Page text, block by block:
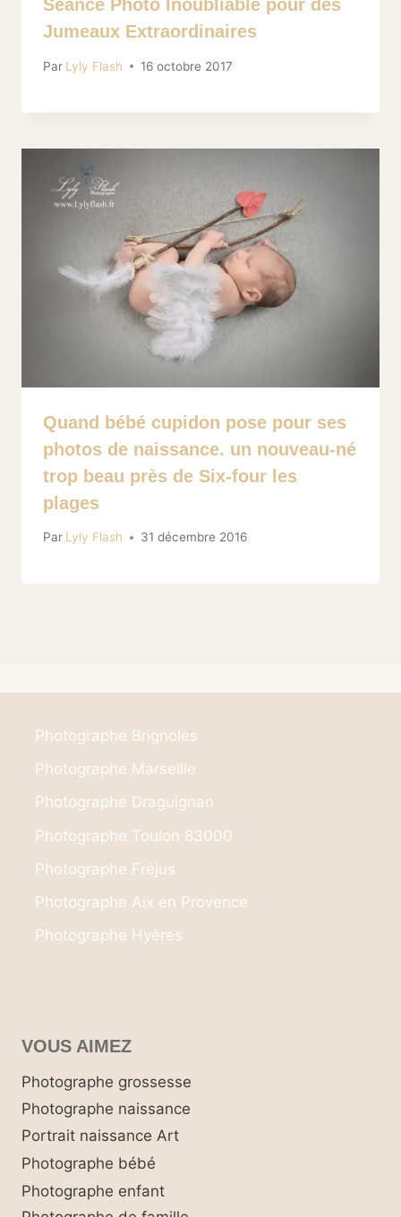
Séance Photo Inoubliable pour des
Jumeaux Extraordinaires
Par Lyly Flash 16 octobre 2017
Quand bébé cupidon pose pour ses
photos de naissance. un nouveau-né
trop beau près de Six-four les
plages
Par Lyly Flash 31 décembre 2016
Photographe Brignoles
Photographe Marseille
Photographe Draguignan
Photographe Toulon 83000
Photographe Fréjus
Photographe Aix en Provence
Photographe Hyères
VOUS AIMEZ
Photographe grossesse
Photographe naissance
Portrait naissance Art
Photographe bébé
Photographe enfant